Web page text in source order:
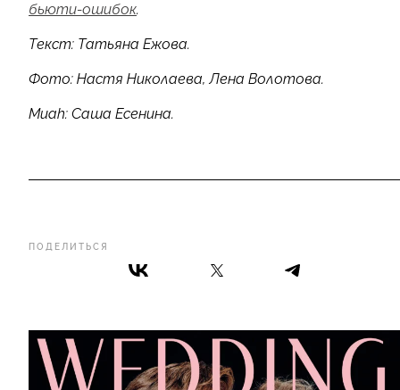
ПОДЕЛИТЬСЯ
бьюти-ошибок.
Текст: Татьяна Ежова.
Фото: Настя Николаева, Лена Волотова.
Muah: Саша Есенина.